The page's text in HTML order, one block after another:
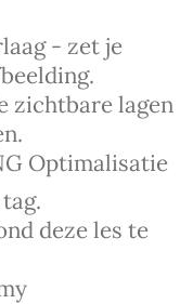
- zet je
zichtbare lagen
Optimalisatie
deze les te